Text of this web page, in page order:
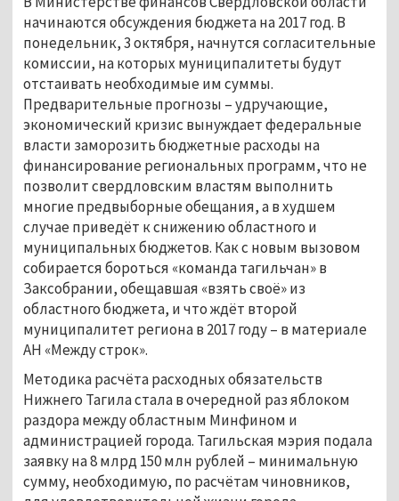
начинаются обсуждения бюджета на 2017 год. В
понедельник, 3 октября, начнутся согласительные
комиссии, на которых муниципалитеты будут
отстаивать необходимые им суммы.
Предварительные прогнозы – удручающие,
экономический кризис вынуждает федеральные
власти заморозить бюджетные расходы на
финансирование региональных программ, что не
позволит свердловским властям выполнить
многие предвыборные обещания, а в худшем
случае приведёт к снижению областного и
муниципальных бюджетов. Как с новым вызовом
собирается бороться «команда тагильчан» в
Заксобрании, обещавшая «взять своё» из
областного бюджета, и что ждёт второй
муниципалитет региона в 2017 году – в материале
АН «Между строк».
Методика расчёта расходных обязательств
Нижнего Тагила стала в очередной раз яблоком
раздора между областным Минфином и
администрацией города. Тагильская мэрия подала
заявку на 8 млрд 150 млн рублей – минимальную
сумму, необходимую, по расчётам чиновников,